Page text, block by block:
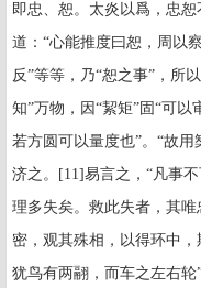
即忠、恕。太炎以爲，忠
道：“心能推度曰恕，周以
反”等等，乃“恕之事”，所
知”万物，因“絜矩”固“可
若方圆可以量度也”。“故用
济之。
[11]易言之，“凡事
理多失矣。救此失者，其
密，观其殊相，以得环中，
犹鸟有两翮，而车之左右轮